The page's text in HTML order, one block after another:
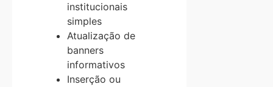
institucionais
simples
Atualização de
banners
informativos
Inserção ou